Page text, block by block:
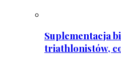
Suplementacja
triathlonistów,